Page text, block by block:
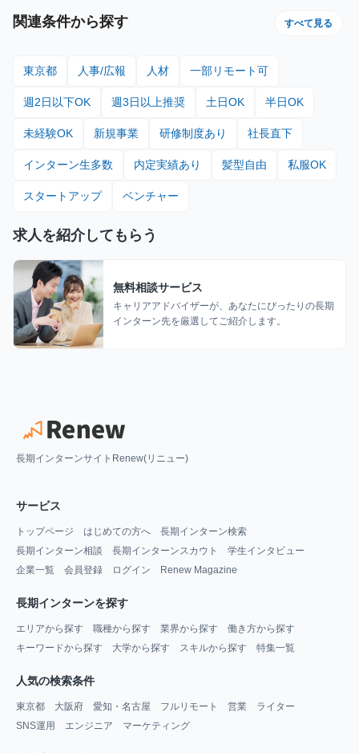
関連条件から探す すべて見る
東京都 人事/広報 人材 一部リモート可
週2日以下OK 週3日以上推奨 土日OK 半日OK
未経験OK 新規事業 研修制度あり 社長直下
インターン生多数 内定実績あり 髪型自由 私服OK
スタートアップ ベンチャー
求人を紹介してもらう
無料相談サービス
キャリアアドバイザーが、あなたにぴったりの長期
インターン先を厳選してご紹介します。
長期インターンサイトRenew(リニュー)
サービス
トップページ はじめての方へ
長期インターン検索
長期インターン相談
長期インターンスカウト
学生インタビュー
企業一覧
会員登録 ログイン Renew Magazine
長期インターンを探す
エリアから探す 職種から探す 業界から探す
働き方から探す
キーワードから探す
大学から探す スキルから探す 特集一覧
人気の検索条件
東京都 大阪府 愛知・名古屋 フルリモート 営業
ライター
SNS運用
エンジニア マーケティング